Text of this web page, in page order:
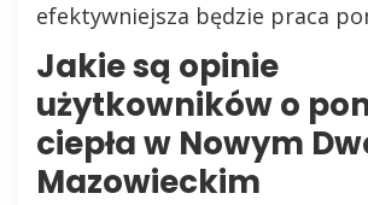
efektywniejsza będzie praca
Jakie są opinie
użytkowników o
ciepła w Nowym
Mazowieckim